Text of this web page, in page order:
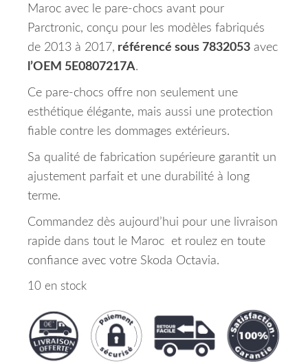
Maroc avec le pare-chocs avant pour
Parctronic, conçu pour les modèles fabriqués
de 2013 à 2017, référencé sous 7832053 avec
l’OEM 5E0807217A.
Ce pare-chocs offre non seulement une
esthétique élégante, mais aussi une protection
fiable contre les dommages extérieurs.
Sa qualité de fabrication supérieure garantit un
ajustement parfait et une durabilité à long
terme.
Commandez dès aujourd’hui pour une livraison
rapide dans tout le Maroc et roulez en toute
confiance avec votre Skoda Octavia.
10 en stock